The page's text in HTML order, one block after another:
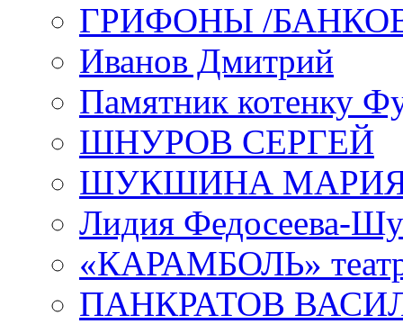
ГРИФОНЫ /
Иванов Дмитрий
Памятник котенку
ШНУРОВ СЕРГЕЙ
ШУКШИНА
Лидия Федосеева-
«КАРАМБОЛЬ»
ПАНКРАТОВ